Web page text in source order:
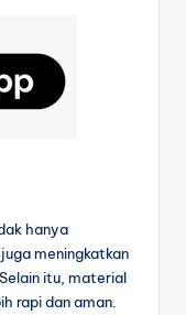
hanya
meningkatkan
itu, material
rapi dan aman.